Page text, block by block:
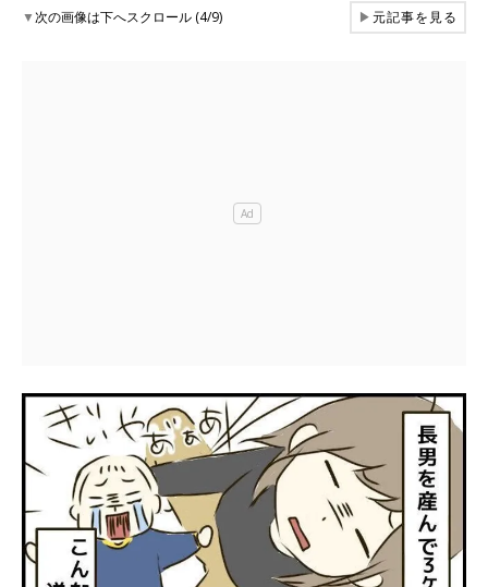
▼次の画像は下へスクロール (4/9) ▶元記事を見る